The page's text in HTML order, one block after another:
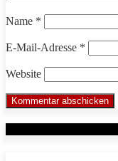
Name *
E-Mail-Adresse *
Website